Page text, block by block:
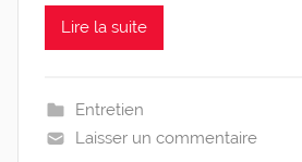
Lire la suite
Entretien
Laisser un commentaire